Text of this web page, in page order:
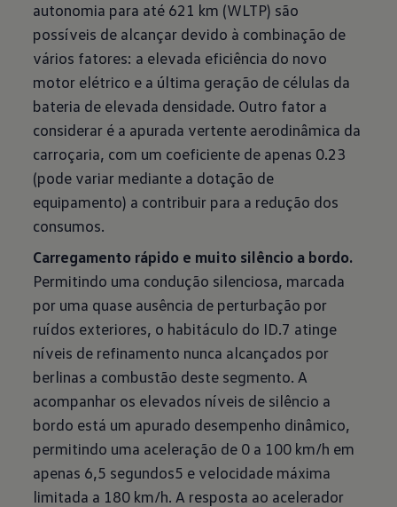
autonomia para até 621 km (WLTP) são
possíveis de alcançar devido à combinação de
vários fatores: a elevada eficiência do novo
motor elétrico e a última geração de células da
bateria de elevada densidade. Outro fator a
considerar é a apurada vertente aerodinâmica da
carroçaria, com um coeficiente de apenas 0.23
(pode variar mediante a dotação de
equipamento) a contribuir para a redução dos
consumos.
Carregamento rápido e muito silêncio a bordo.
Permitindo uma condução silenciosa, marcada
por uma quase ausência de perturbação por
ruídos exteriores, o habitáculo do ID.7 atinge
níveis de refinamento nunca alcançados por
berlinas a combustão deste segmento. A
acompanhar os elevados níveis de silêncio a
bordo está um apurado desempenho dinâmico,
permitindo uma aceleração de 0 a 100 km/h em
apenas 6,5 segundos5 e velocidade máxima
limitada a 180 km/h. A resposta ao acelerador